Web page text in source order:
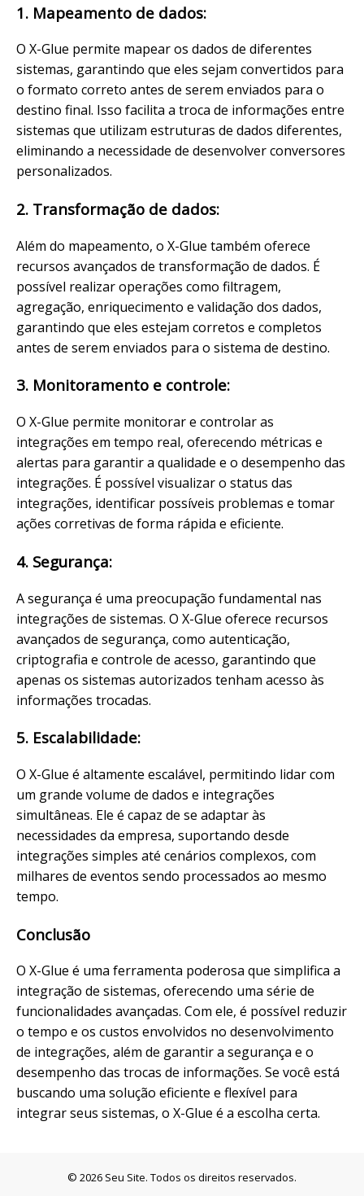
1. Mapeamento de dados:
O X-Glue permite mapear os dados de diferentes
sistemas, garantindo que eles sejam convertidos para
o formato correto antes de serem enviados para o
destino final. Isso facilita a troca de informações entre
sistemas que utilizam estruturas de dados diferentes,
eliminando a necessidade de desenvolver conversores
personalizados.
2. Transformação de dados:
Além do mapeamento, o X-Glue também oferece
recursos avançados de transformação de dados. É
possível realizar operações como filtragem,
agregação, enriquecimento e validação dos dados,
garantindo que eles estejam corretos e completos
antes de serem enviados para o sistema de destino.
3. Monitoramento e controle:
O X-Glue permite monitorar e controlar as
integrações em tempo real, oferecendo métricas e
alertas para garantir a qualidade e o desempenho das
integrações. É possível visualizar o status das
integrações, identificar possíveis problemas e tomar
ações corretivas de forma rápida e eficiente.
4. Segurança:
A segurança é uma preocupação fundamental nas
integrações de sistemas. O X-Glue oferece recursos
avançados de segurança, como autenticação,
criptografia e controle de acesso, garantindo que
apenas os sistemas autorizados tenham acesso às
informações trocadas.
5. Escalabilidade:
O X-Glue é altamente escalável, permitindo lidar com
um grande volume de dados e integrações
simultâneas. Ele é capaz de se adaptar às
necessidades da empresa, suportando desde
integrações simples até cenários complexos, com
milhares de eventos sendo processados ao mesmo
tempo.
Conclusão
O X-Glue é uma ferramenta poderosa que simplifica a
integração de sistemas, oferecendo uma série de
funcionalidades avançadas. Com ele, é possível reduzir
o tempo e os custos envolvidos no desenvolvimento
de integrações, além de garantir a segurança e o
desempenho das trocas de informações. Se você está
buscando uma solução eficiente e flexível para
integrar seus sistemas, o X-Glue é a escolha certa.
© 2026 Seu Site. Todos os direitos reservados.